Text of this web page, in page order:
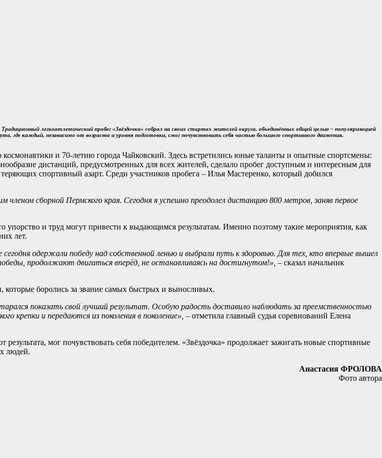
легкоатлетический пробег «Звёздочка» собрал на своих стартах жителей округа, объединённых общей целью – популяризацией
где каждый, независимо от возраста и уровня подготовки, смог почувствовать себя частью большого спортивного движения.
и 70-летию города Чайковский. Здесь встретились юные таланты и опытные спортсмены:
дистанций, предусмотренных для всех жителей, сделало пробег доступным и интересным для
спортивный азарт. Среди участников пробега – Илья Мастеренко, который добился
сборной Пермского края. Сегодня я успешно преодолел дистанцию 800 метров, заняв первое
и труд могут привести к выдающимся результатам. Именно поэтому такие мероприятия, как
лет.
одержали победу над собственной ленью и выбрали путь к здоровью. Для тех, кто впервые вышел
продолжают двигаться вперёд, не останавливаясь на достигнутом!», – сказал начальник
которые боролись за звание самых быстрых и выносливых.
показать свой лучший результат. Особую радость доставило наблюдать за преемственностью
крепки и передаются из поколения в поколение», – отметила главный судья соревнований Елена
мог почувствовать себя победителем. «Звёздочка» продолжает зажигать новые спортивные
людей.
Анастасия ФРОЛОВА
Фото автора